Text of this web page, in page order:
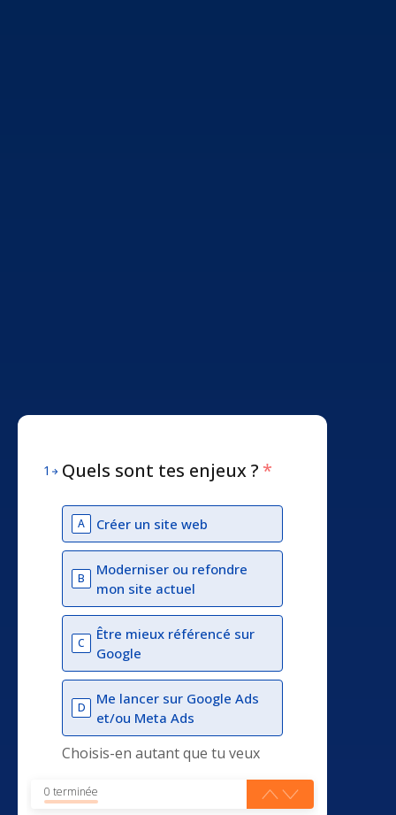
1 Quels sont tes enjeux ? *
A Créer un site web
B
Moderniser ou refondre
mon site actuel
C
Être mieux référencé sur
Google
D
Me lancer sur Google Ads
et/ou Meta Ads
Choisis-en autant que tu veux
0 terminée